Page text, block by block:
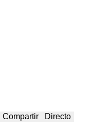
Compartir Directo